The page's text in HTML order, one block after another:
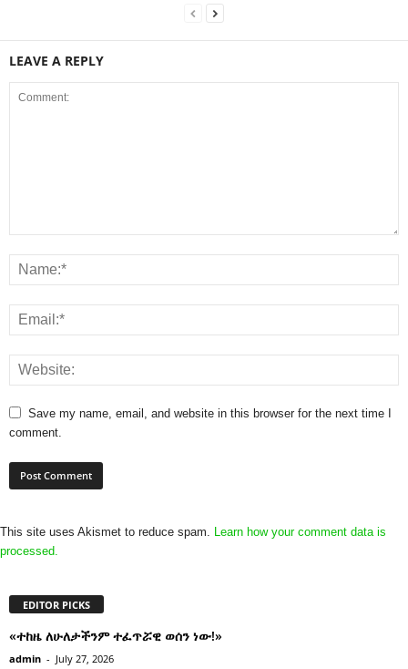
LEAVE A REPLY
Save my name, email, and website in this browser for the next time I
comment.
This site uses Akismet to reduce spam. Learn how your comment data is
processed.
EDITOR PICKS
«ተከዜ ለሁለታችንም ተፈጥሯዊ ወሰን ነው!»
admin - July 27, 2026